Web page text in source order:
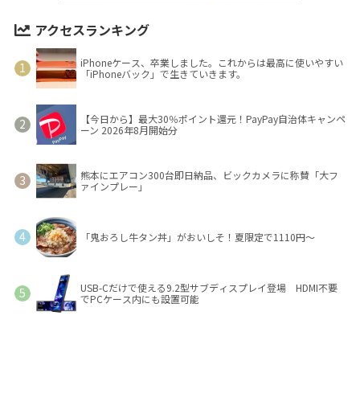
アクセスランキング
iPhoneケース、卒業しました。これからは最高に使いやすい
「iPhoneバック」で生きていきます。
【今日から】最大30％ポイント還元！PayPay自治体キャンペ
ーン 2026年8月開始分
熊本にエアコン300台即日納品、ビックカメラに称賛「大フ
ァインプレー」
「鬼おろし牛タン丼」がおいしそ！夏限定で1110円～
USB-Cだけで使える9.2型サブディスプレイ登場 HDMI不要
でPCケース内にも設置可能